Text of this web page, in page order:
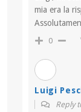
mia era la
0
Luigi
Reply